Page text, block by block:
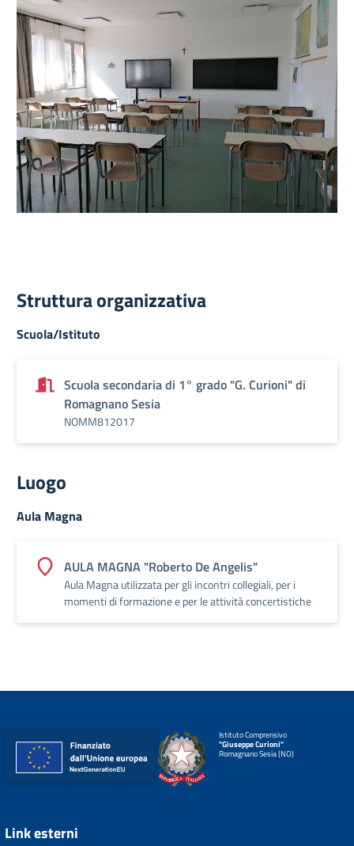
Struttura organizzativa
Scuola/Istituto
Scuola secondaria di 1° grado "G. Curioni" di
Romagnano Sesia
NOMM812017
Luogo
Aula Magna
AULA MAGNA "Roberto De Angelis"
Aula Magna utilizzata per gli incontri collegiali, per i
momenti di formazione e per le attività concertistiche
Istituto Comprensivo
"Giuseppe Curioni"
Romagnano Sesia (NO)
Link esterni